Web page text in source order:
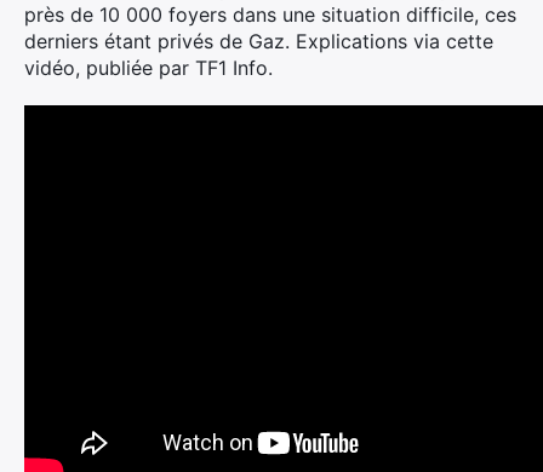
près de 10 000 foyers dans une situation difficile, ces
derniers étant privés de Gaz. Explications via cette
vidéo, publiée par TF1 Info.